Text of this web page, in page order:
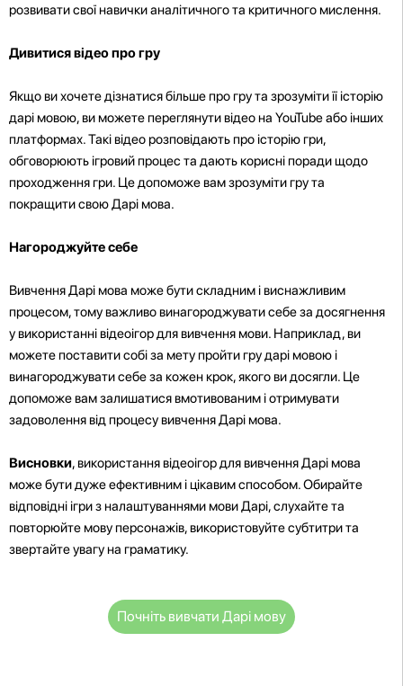
розвивати свої навички аналітичного та критичного мислення.
Дивитися відео про гру
Якщо ви хочете дізнатися більше про гру та зрозуміти її історію
дарі мовою, ви можете переглянути відео на YouTube або інших
платформах. Такі відео розповідають про історію гри,
обговорюють ігровий процес та дають корисні поради щодо
проходження гри. Це допоможе вам зрозуміти гру та
покращити свою Дарі мова.
Нагороджуйте себе
Вивчення Дарі мова може бути складним і виснажливим
процесом, тому важливо винагороджувати себе за досягнення
у використанні відеоігор для вивчення мови. Наприклад, ви
можете поставити собі за мету пройти гру дарі мовою і
винагороджувати себе за кожен крок, якого ви досягли. Це
допоможе вам залишатися вмотивованим і отримувати
задоволення від процесу вивчення Дарі мова.
Висновки, використання відеоігор для вивчення Дарі мова
може бути дуже ефективним і цікавим способом. Обирайте
відповідні ігри з налаштуваннями мови Дарі, слухайте та
повторюйте мову персонажів, використовуйте субтитри та
звертайте увагу на граматику.
Почніть вивчати Дарі мову